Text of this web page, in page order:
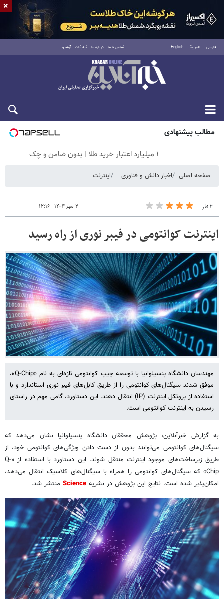
فارسی العربية English تماس با ما درباره ما تبلیغات آرشیو
شنبه ۱۷ مرداد ۱۴۰۵
مطالب پیشنهادی
۱ میلیارد اعتبار خرید طلا | بدون ضامن و چک
صفحه اصلی اخبار دانش و فناوری اینترنت
۳ نفر ۲ مهر ۱۴۰۴ - ۱۲:۱۶
اینترنت کوانتومی در فیبر نوری از راه رسید
مهندسان دانشگاه پنسیلوانیا با توسعه چیپ کوانتومی تازه‌ای به نام «Q-Chip»،
موفق شدند سیگنال‌های کوانتومی را از طریق کابل‌های فیبر نوری استاندارد و با
استفاده از پروتکل اینترنت (IP) انتقال دهند. این دستاورد، گامی مهم در راستای
رسیدن به اینترنت کوانتومی است.
به گزارش خبرآنلاین، پژوهش محققان دانشگاه پنسیلوانیا نشان می‌دهد که
سیگنال‌های کوانتومی می‌توانند بدون از دست دادن ویژگی‌های کوانتومی خود، از
طریق زیرساخت‌های موجود اینترنت منتقل شوند. این دستاورد با استفاده از «Q-
Chip» که سیگنال‌های کوانتومی را همراه با سیگنال‌های کلاسیک انتقال می‌دهد،
امکان‌پذیر شده است. نتایج این پژوهش در نشریه Science منتشر شد.
×